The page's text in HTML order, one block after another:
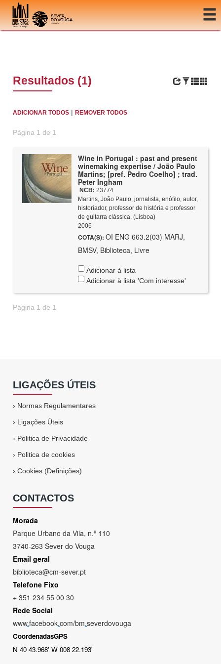
Ir para o conteúdo
Resultados (1)
ADICIONAR TODOS |REMOVER TODOS
Página 1 de 1
Wine in Portugal : past and present
winemaking expertise / João Paulo
Martins; [pref. Pedro Coelho] ; trad.
Peter Ingham
NCB: 23774
Martins, João Paulo, jornalista, enófilo, autor,
historiador, professor de história e professor
de guitarra clássica, (Lisboa)
2006
COTA(S): OI ENG 663.2(03) MARJ,
BMSV, Biblioteca, Livre
Adicionar à lista
Adicionar à lista 'Com interesse'
Página 1 de 1
LIGAÇÕES ÚTEIS
› Normas Regulamentares
› Ligações Úteis
› Politica de Privacidade
› Politica de cookies
›Cookies (Definições)
CONTACTOS
Morada
Parque Urbano da Vila, n.º 110
3740-263 Sever do Vouga
Email geral
biblioteca@cm-sever.pt
Telefone Fixo
+ 351 234 55 00 30
Rede Social
www.facebook.com/bm.severdovouga
CoordenadasGPS
N 40 43.968' W 008 22.193'